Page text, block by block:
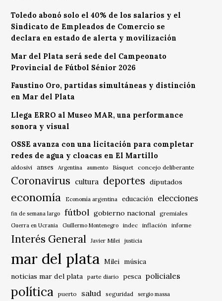
Toledo abonó solo el 40% de los salarios y el
Sindicato de Empleados de Comercio se
declara en estado de alerta y movilización
Mar del Plata será sede del Campeonato
Provincial de Fútbol Sénior 2026
Faustino Oro, partidas simultáneas y distinción
en Mar del Plata
Llega ERRO al Museo MAR, una performance
sonora y visual
OSSE avanza con una licitación para completar
redes de agua y cloacas en El Martillo
aldosivi anses Argentina aumento Básquet concejo deliberante
Coronavirus cultura deportes diputados
economía Economía argentina educación elecciones
fin de semana largo fútbol gobierno nacional gremiales
Guerra en Ucrania Guillermo Montenegro indec inflación informe
Interés General Javier Milei justicia
mar del plata Milei música
noticias mar del plata
parte diario pesca policiales
política puerto salud seguridad sergio massa